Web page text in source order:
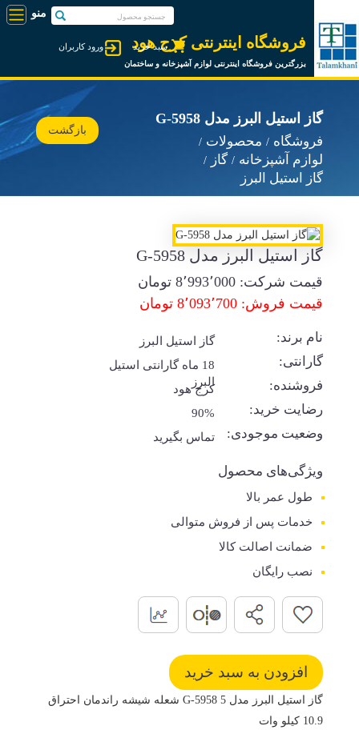
فروشگاه اینترنتی کرج هود
بزرگترین فروشگاه اینترنتی لوازم آشپزخانه و ساختمان
ورود کاربران سبد خرید
گاز استیل البرز مدل G-5958
فروشگاه
محصولات
لوازم آشپزخانه
گاز
گاز استیل البرز
بازگشت
گاز استیل البرز مدل G-5958
قیمت شرکت: 8٬993٬000تومان
قیمت فروش: 8٬093٬700 تومان
نام برند: گاز استیل البرز
گارانتی:
18 ماه گارانتی استیل
البرز
فروشنده: کرج هود
رضایت خرید: 90%
وضعیت موجودی: تماس بگیرید
ویژگی‌های محصول
طول عمر بالا
خدمات پس از فروش متوالی
ضمانت اصالت کالا
نصب رایگان
گاز استیل البرز مدل G-5958 5 شعله شیشه راندمان احتراق
10.9 کیلو وات